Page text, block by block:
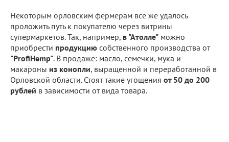
Некоторым орловским фермерам все же удалось
проложить путь к покупателю через витрины
супермаркетов. Так, например, в "Атолле" можно
приобрести продукцию собственного производства от
"ProfiHemp". В продаже: масло, семечки, мука и
макароны из конопли, выращенной и переработанной в
Орловской области. Стоят такие угощения от 50 до 200
рублей в зависимости от вида товара.